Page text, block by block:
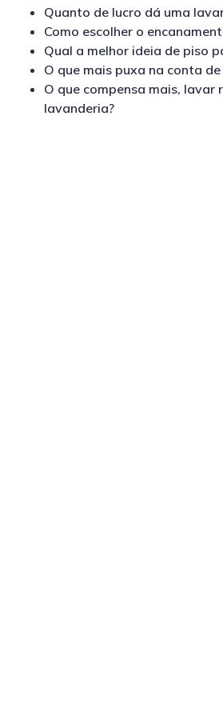
Quanto de lucro dá uma
Como escolher o
Qual a melhor ideia de piso
O que mais puxa na conta de
O que compensa mais, lavar
lavanderia?